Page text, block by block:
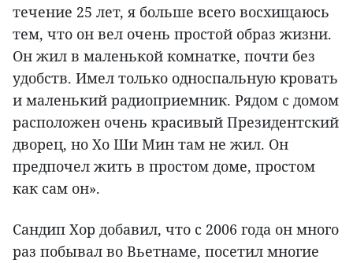
течение 25 лет, я больше всего восхищаюсь
тем, что он вел очень простой образ жизни.
Он жил в маленькой комнатке, почти без
удобств. Имел только односпальную кровать
и маленький радиоприемник. Рядом с домом
расположен очень красивый Президентский
дворец, но Хо Ши Мин там не жил. Он
предпочел жить в простом доме, простом
как сам он».
Сандип Хор добавил, что с 2006 года он много
раз побывал во Вьетнаме, посетил многие